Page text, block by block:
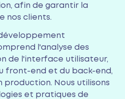
afin de garantir la
nos clients.
l'analyse des
de l'interface utilisateur,
front-end et du back-end,
production. Nous utilisons
et pratiques de